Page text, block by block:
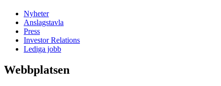
Nyheter
Anslagstavla
Press
Investor Relations
Lediga jobb
Webbplatsen